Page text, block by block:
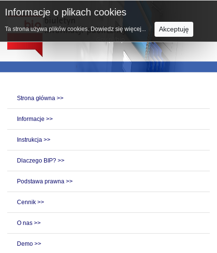
Strona główna >>
Informacje >>
Instrukcja >>
Dlaczego BIP? >>
Podstawa prawna >>
Cennik >>
O nas >>
Demo >>
Informacje o plikach cookies
Ta strona używa plików cookies. Dowiedz się więcej... Akceptuję